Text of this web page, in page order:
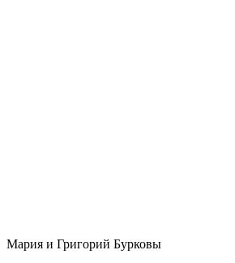
Мария и Григорий Бурковы